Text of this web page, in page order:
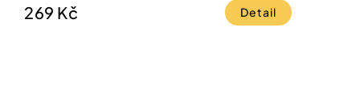
269 Kč Detail